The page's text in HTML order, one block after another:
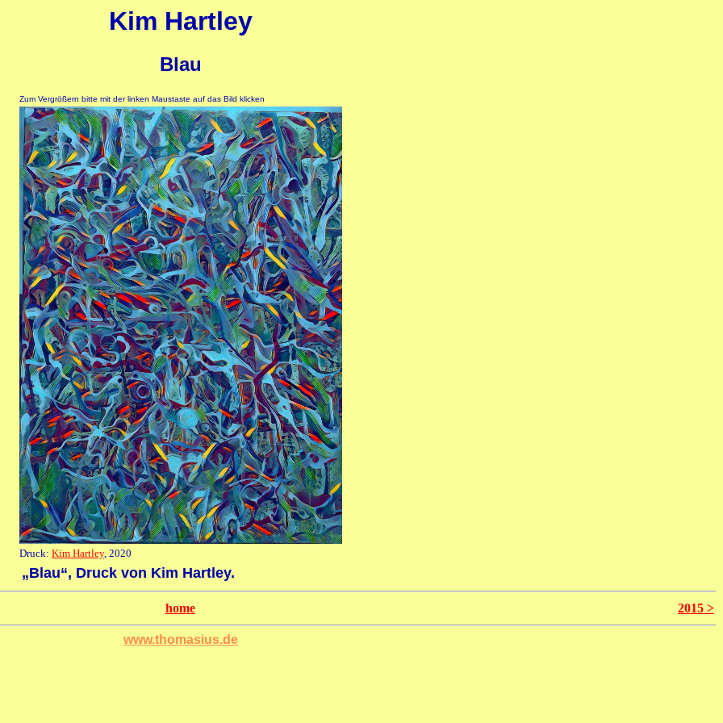
Kim Hartley
Blau
Zum Vergrößern bitte mit der linken Maustaste auf das Bild klicken
Druck: Kim Hartley, 2020
„Blau“, Druck von Kim Hartley.
home 2015 >
www.thomasius.de